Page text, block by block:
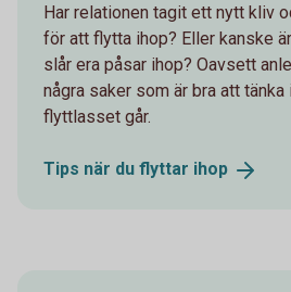
Har relationen tagit ett nytt kliv
för att flytta ihop? Eller kanske
slår era påsar ihop? Oavsett
några saker som är bra att tänka
flyttlasset går.
Tips när du flyttar ihop